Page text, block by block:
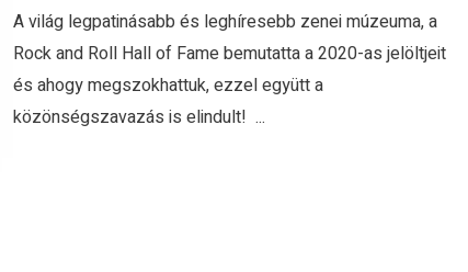
A világ legpatinásabb és leghíresebb zenei múzeuma, a
Rock and Roll Hall of Fame bemutatta a 2020-as jelöltjeit
és ahogy megszokhattuk, ezzel együtt a
közönségszavazás is elindult! ...